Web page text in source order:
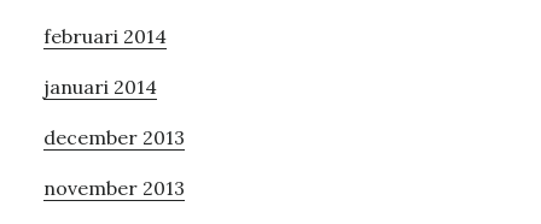
februari 2014
januari 2014
december 2013
november 2013